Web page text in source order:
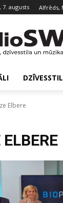
7. augusts Alfrēds,
Elbere
ELBERE